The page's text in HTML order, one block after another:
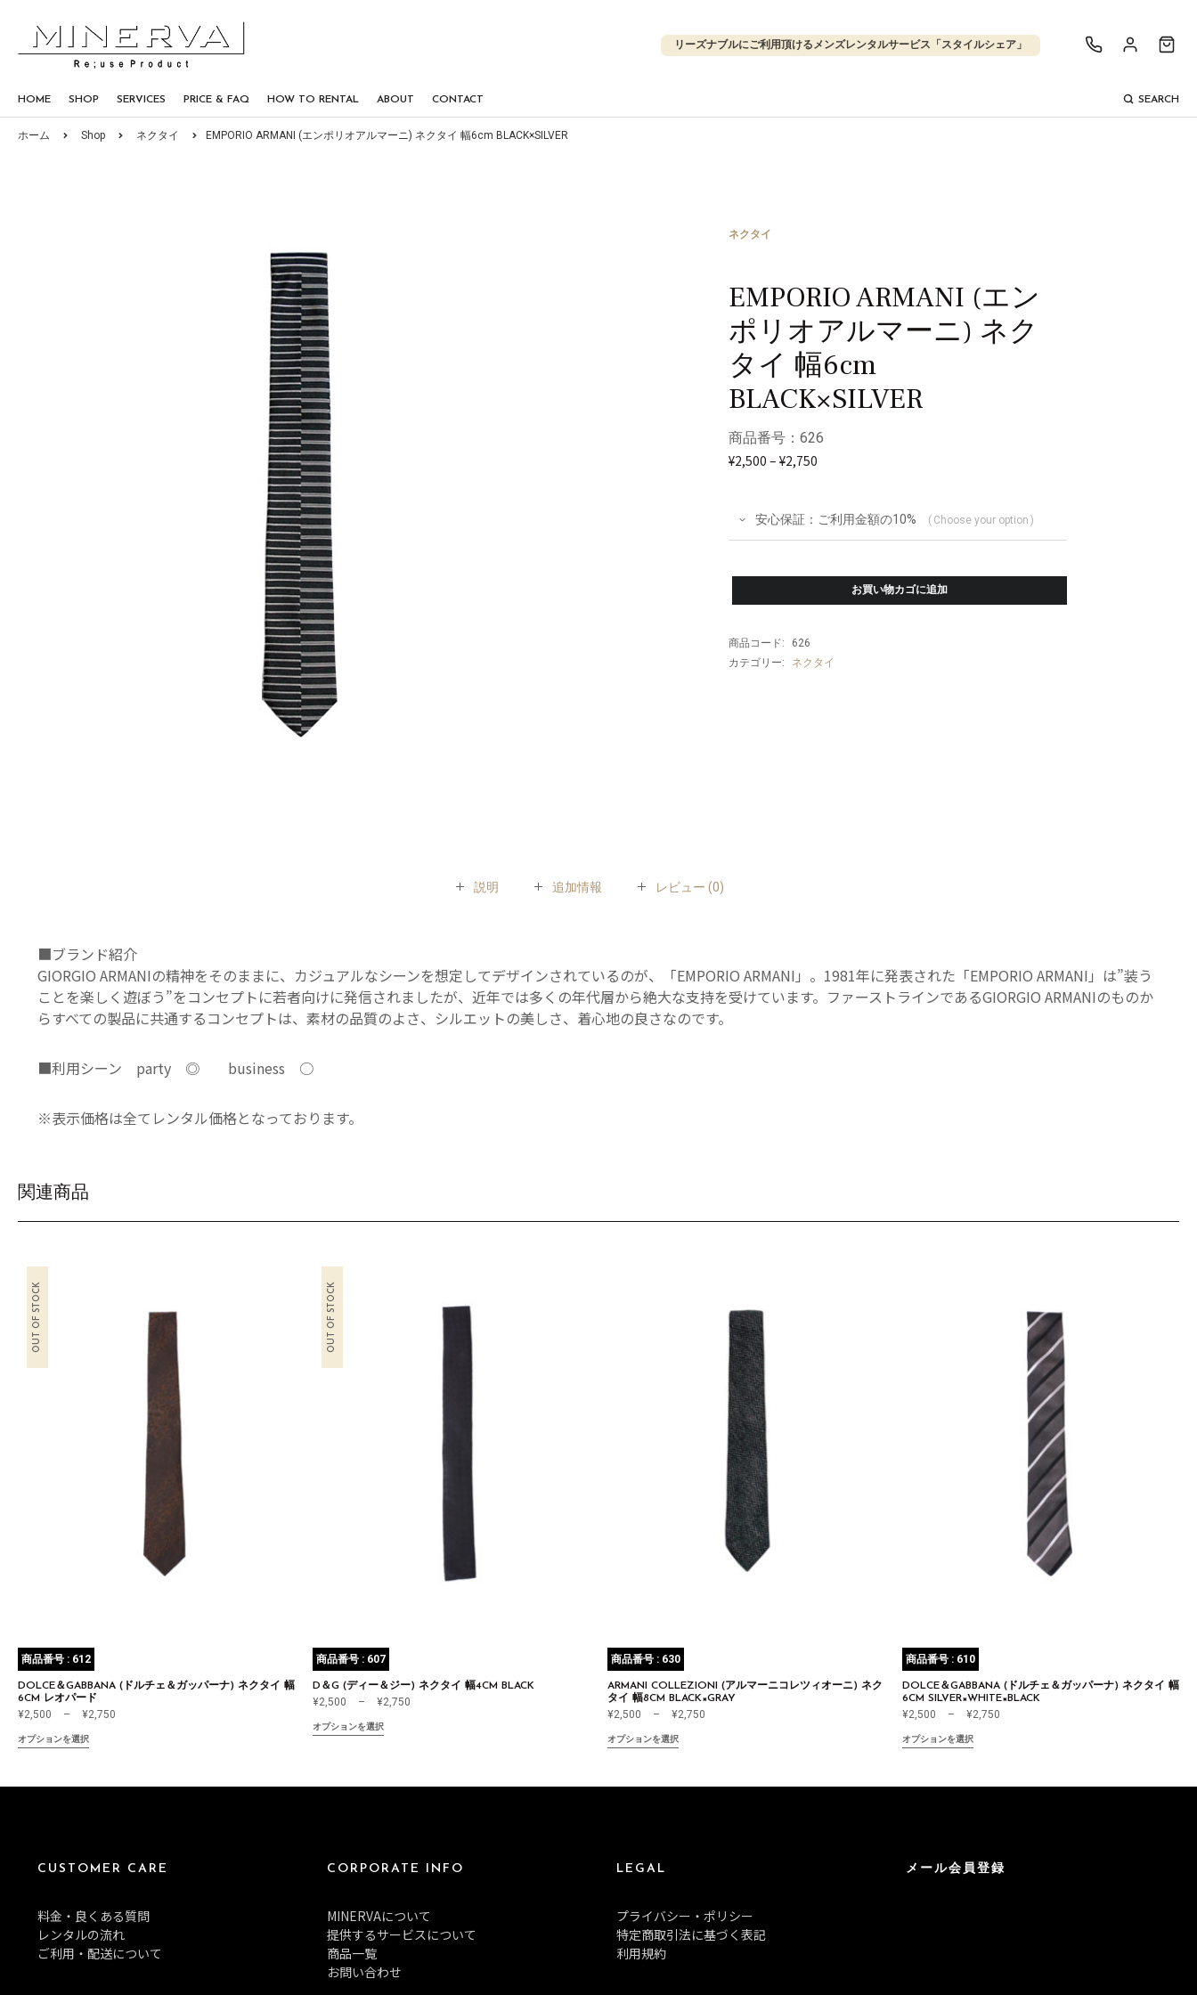
リーズナブルにご利用頂けるメンズレンタルサービス「スタイルシェア」
HOME SHOP SERVICES PRICE & FAQ HOW TO RENTAL ABOUT CONTACT SEARCH
ホーム Shop ネクタイ EMPORIO ARMANI (エンポリオアルマーニ) ネクタイ 幅6cm BLACK×SILVER
ネクタイ
EMPORIO ARMANI (エン
ポリオアルマーニ) ネク
タイ 幅6cm
BLACK×SILVER
商品番号：626
¥2,500 – ¥2,750
安心保証：ご利用金額の10% Choose your option
お買い物カゴに追加
商品コード:
626
カテゴリー:
ネクタイ
説明 追加情報 レビュー (0)
■ブランド紹介
GIORGIO ARMANIの精神をそのままに、カジュアルなシーンを想定してデザインされているのが、「EMPORIO ARMANI」。1981年に発表された「EMPORIO ARMANI」は”装う
ことを楽しく遊ぼう”をコンセプトに若者向けに発信されましたが、近年では多くの年代層から絶大な支持を受けています。ファーストラインであるGIORGIO ARMANIのものか
らすべての製品に共通するコンセプトは、素材の品質のよさ、シルエットの美しさ、着心地の良さなのです。
■利用シーン party ◎ business ○
※表示価格は全てレンタル価格となっております。
関連商品
OUT OF STOCK
商品番号 : 612
DOLCE＆GABBANA (ドルチェ＆ガッパーナ) ネクタイ 幅
6CM レオパード
¥2,500 – ¥2,750
オプションを選択
OUT OF STOCK
商品番号 : 607
D＆G (ディー＆ジー) ネクタイ 幅4CM BLACK
¥2,500 – ¥2,750
オプションを選択
商品番号 : 630
ARMANI COLLEZIONI (アルマーニコレツィオーニ) ネク
タイ 幅8CM BLACK×GRAY
¥2,500 – ¥2,750
オプションを選択
商品番号 : 610
DOLCE＆GABBANA (ドルチェ＆ガッパーナ) ネクタイ 幅
6CM SILVER×WHITE×BLACK
¥2,500 – ¥2,750
オプションを選択
CUSTOMER CARE
料金・良くある質問
レンタルの流れ
ご利用・配送について
CORPORATE INFO
MINERVAについて
提供するサービスについて
商品一覧
お問い合わせ
LEGAL
プライバシー・ポリシー
特定商取引法に基づく表記
利用規約
メール会員登録